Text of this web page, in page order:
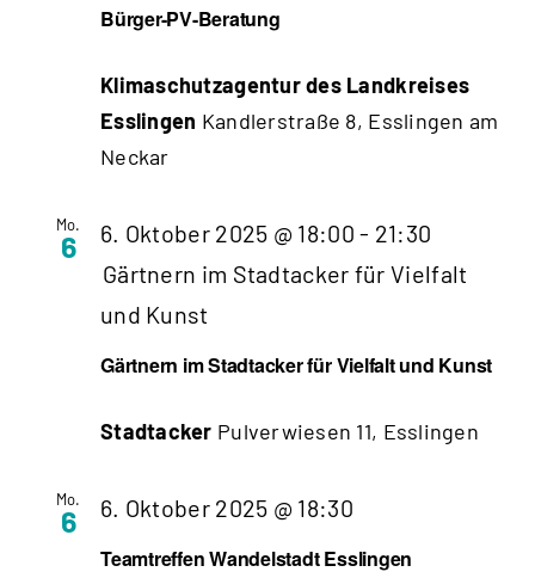
Bürger-PV-Beratung
Klimaschutzagentur des Landkreises
Esslingen Kandlerstraße 8, Esslingen am
Neckar
Mo.
6
Gärtnern im Stadtacker für Vielfalt und Kunst
6. Oktober 2025 @ 18:00 - 21:30
Gärtnern im Stadtacker für Vielfalt
und Kunst
Stadtacker Pulverwiesen 11, Esslingen
Mo.
6
Teamtreffen Wandelstadt Esslingen
6. Oktober 2025 @ 18:30
Wandelstadt